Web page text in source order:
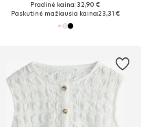
Pradinė kaina: 32,90 €
Paskutinė mažiausia kaina:23,31 €